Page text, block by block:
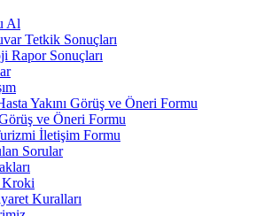
Al
Tetkik Sonuçları
Rapor Sonuçları
Yakını Görüş ve Öneri Formu
ve Öneri Formu
İletişim Formu
Sorular
Kroki
Kuralları